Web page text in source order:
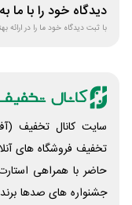
دیدگاه خود را با ما
با ثبت دیدگاه خود ما را در ارائه
سایت کانال تخفیف
تخفیف فروشگاه های
حاضر با همراهی
جشنواره های صدها برند